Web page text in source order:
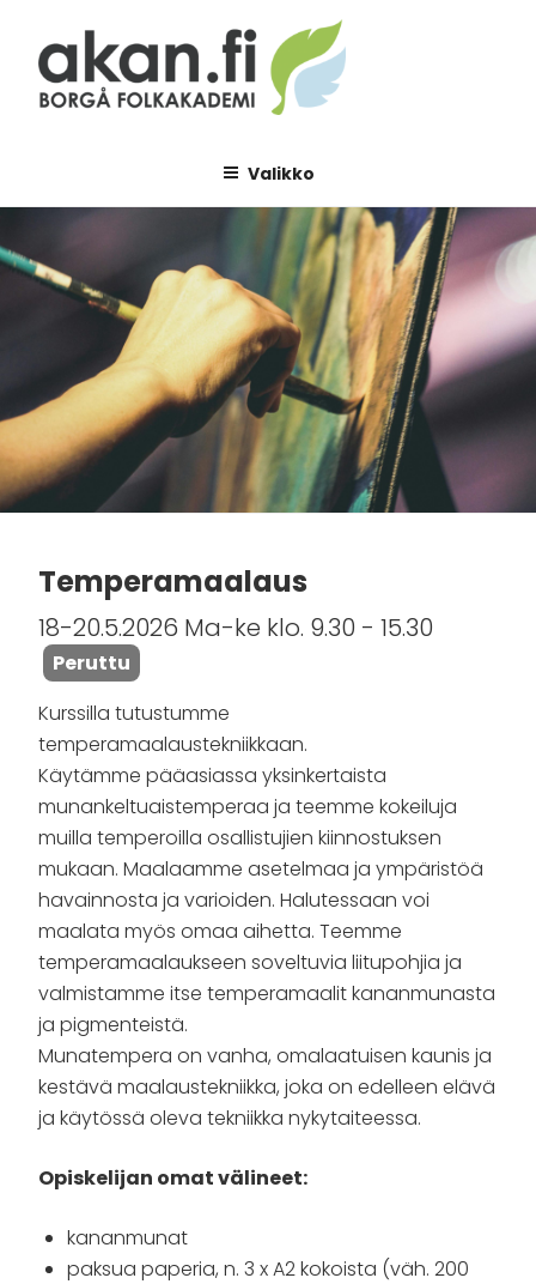
sisältöön
Valikko
Temperamaalaus
18-20.5.2026 Ma-ke klo. 9.30 - 15.30
Peruttu
Kurssilla tutustumme
temperamaalaustekniikkaan.
Käytämme pääasiassa yksinkertaista
munankeltuaistemperaa ja teemme kokeiluja
muilla temperoilla osallistujien kiinnostuksen
mukaan. Maalaamme asetelmaa ja ympäristöä
havainnosta ja varioiden. Halutessaan voi
maalata myös omaa aihetta. Teemme
temperamaalaukseen soveltuvia liitupohjia ja
valmistamme itse temperamaalit kananmunasta
ja pigmenteistä.
Munatempera on vanha, omalaatuisen kaunis ja
kestävä maalaustekniikka, joka on edelleen elävä
ja käytössä oleva tekniikka nykytaiteessa.
Opiskelijan omat välineet:
kananmunat
paksua paperia, n. 3 x A2 kokoista (väh. 200